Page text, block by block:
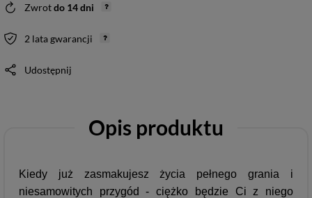
Zwrotdo 14dni
2 lata gwarancji
Udostępnij
Opis produktu
Kiedy już zasmakujesz życia pełnego grania i
niesamowitych przygód - ciężko będzie Ci z niego